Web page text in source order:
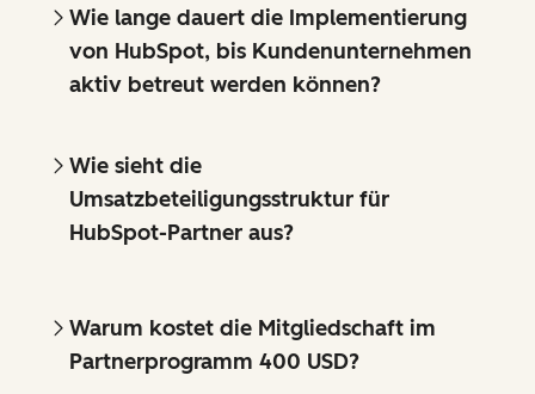
Wie lange dauert die Implementierung
von HubSpot, bis Kundenunternehmen
aktiv betreut werden können?
Wie sieht die
Umsatzbeteiligungsstruktur für
HubSpot-Partner aus?
Warum kostet die Mitgliedschaft im
Partnerprogramm 400 USD?